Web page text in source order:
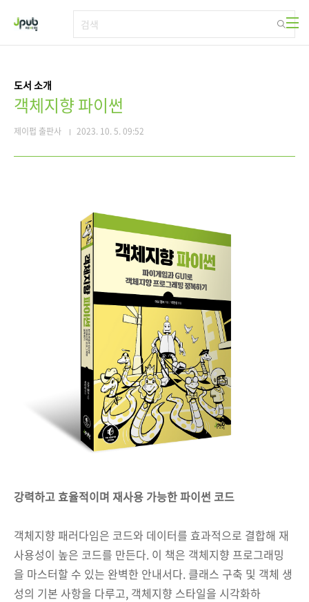
도서 소개
객체지향 파이썬
제이펍 출판사 2023. 10. 5. 09:52
강력하고 효율적이며 재사용 가능한 파이썬 코드
객체지향 패러다임은 코드와 데이터를 효과적으로 결합해 재
사용성이 높은 코드를 만든다. 이 책은 객체지향 프로그래밍
을 마스터할 수 있는 완벽한 안내서다. 클래스 구축 및 객체 생
성의 기본 사항을 다루고, 객체지향 스타일을 시각화하